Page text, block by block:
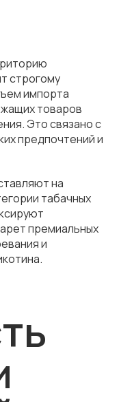
строгому
импорта
товаров
Это связано с
предпочтений и
на
табачных
премиальных
и